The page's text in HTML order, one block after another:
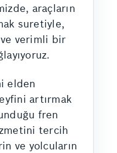
araçların
suretiyle,
ve verimli bir
elden
artırmak
fren
tercih
ve yolcuların